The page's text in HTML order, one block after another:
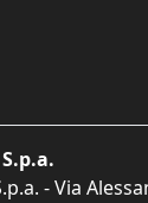
- Via